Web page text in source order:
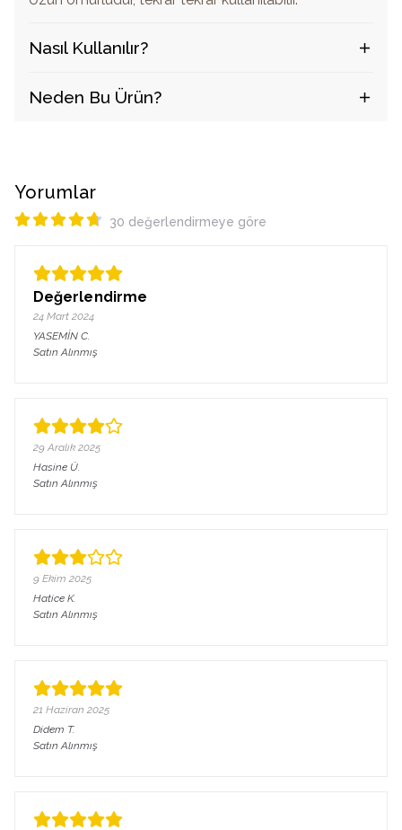
Nasıl Kullanılır?
Neden Bu Ürün?
Yorumlar
30 değerlendirmeye göre
Değerlendirme
24 Mart 2024
YASEMİN C.
Satın Alınmış
29 Aralık 2025
Hasine Ü.
Satın Alınmış
9 Ekim 2025
Hatice K.
Satın Alınmış
21 Haziran 2025
Didem T.
Satın Alınmış